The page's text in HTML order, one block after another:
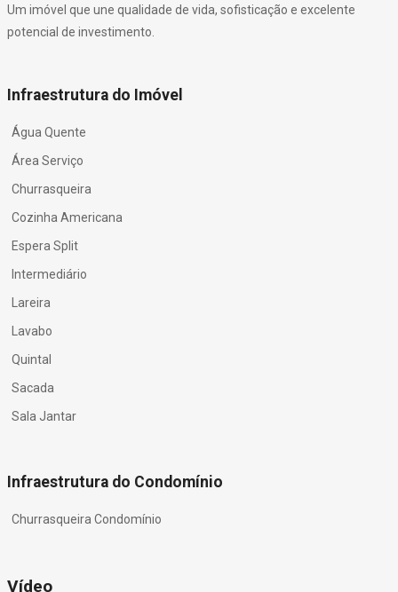
Um imóvel que une qualidade de vida, sofisticação e excelente
potencial de investimento.
Infraestrutura do Imóvel
Água Quente
Área Serviço
Churrasqueira
Cozinha Americana
Espera Split
Intermediário
Lareira
Lavabo
Quintal
Sacada
Sala Jantar
Infraestrutura do Condomínio
Churrasqueira Condomínio
Vídeo